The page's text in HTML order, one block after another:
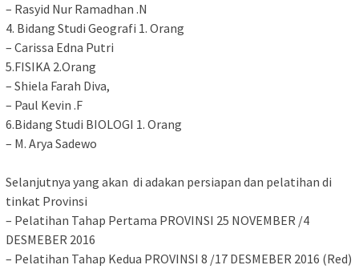
– Rasyid Nur Ramadhan .N
4. Bidang Studi Geografi 1. Orang
– Carissa Edna Putri
5.FISIKA 2.Orang
– Shiela Farah Diva,
– Paul Kevin .F
6.Bidang Studi BIOLOGI 1. Orang
– M. Arya Sadewo
Selanjutnya yang akan di adakan persiapan dan pelatihan di
tinkat Provinsi
– Pelatihan Tahap Pertama PROVINSI 25 NOVEMBER /4
DESMEBER 2016
– Pelatihan Tahap Kedua PROVINSI 8 /17 DESMEBER 2016 (Red)